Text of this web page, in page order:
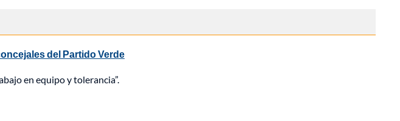
del Partido Verde
en equipo y tolerancia”.